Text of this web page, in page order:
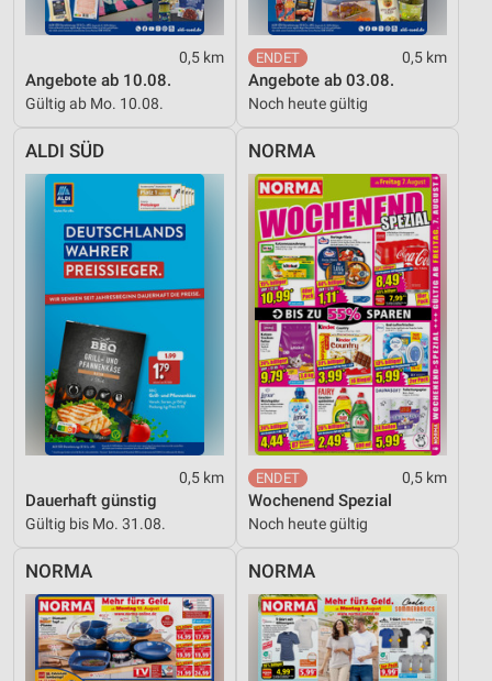
0,5 km
Angebote ab 10.08.
Gültig ab Mo. 10.08.
0,5 km
Angebote ab 03.08.
Noch heute gültig
ALDI SÜD
0,5 km
Dauerhaft günstig
Gültig bis Mo. 31.08.
NORMA
0,5 km
Wochenend Spezial
Noch heute gültig
NORMA NORMA